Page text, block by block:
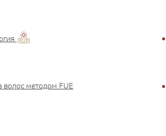
волос методом FUE